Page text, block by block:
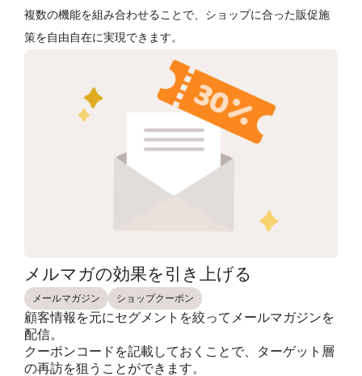
複数の機能を組み合わせることで、ショップに合った販促施
策を自由自在に実現できます。
メルマガの効果を引き上げる
メールマガジン ショップクーポン
顧客情報を元にセグメントを絞ってメールマガジンを
配信。
クーポンコードを記載しておくことで、ターゲット層
の再訪を狙うことができます。